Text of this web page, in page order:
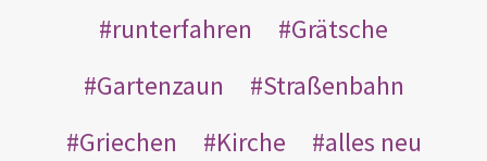
runterfahren
Grätsche
Gartenzaun
Straßenbahn
Griechen
Kirche
alles neu